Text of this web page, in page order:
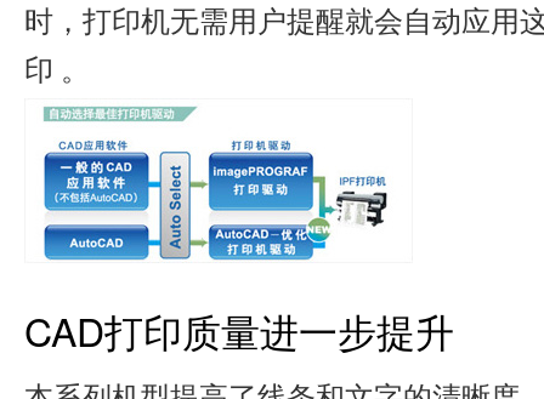
时，打印机无需用户提醒就会自动应用
印 。
CAD打印质量进一步提升